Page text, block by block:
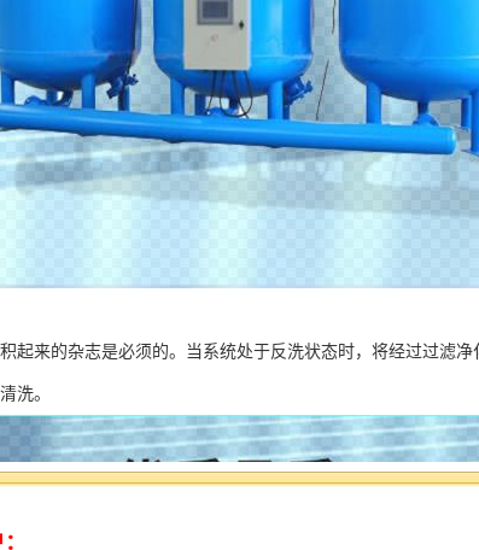
起来的杂志是必须的。当系统处于反洗状态时，将经过过滤
洗。